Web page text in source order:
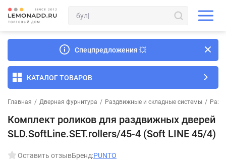
Спецпредложения 💥
КАТАЛОГ ТОВАРОВ
Главная / Дверная фурнитура / Раздвижные и складные системы /
Комплект роликов для раздвижных дверей
SLD.SoftLine.SET.rollers/45-4 (Soft LINE 45/4)
Оставить отзывБренд:PUNTO